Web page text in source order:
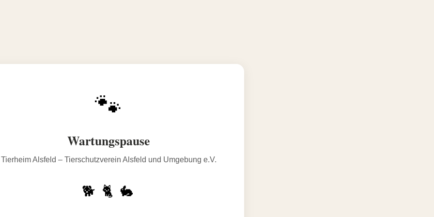
🐾
Wartungspause
Tierheim Alsfeld – Tierschutzverein Alsfeld und Umgebung e.V.
🐕 🐈 🐇